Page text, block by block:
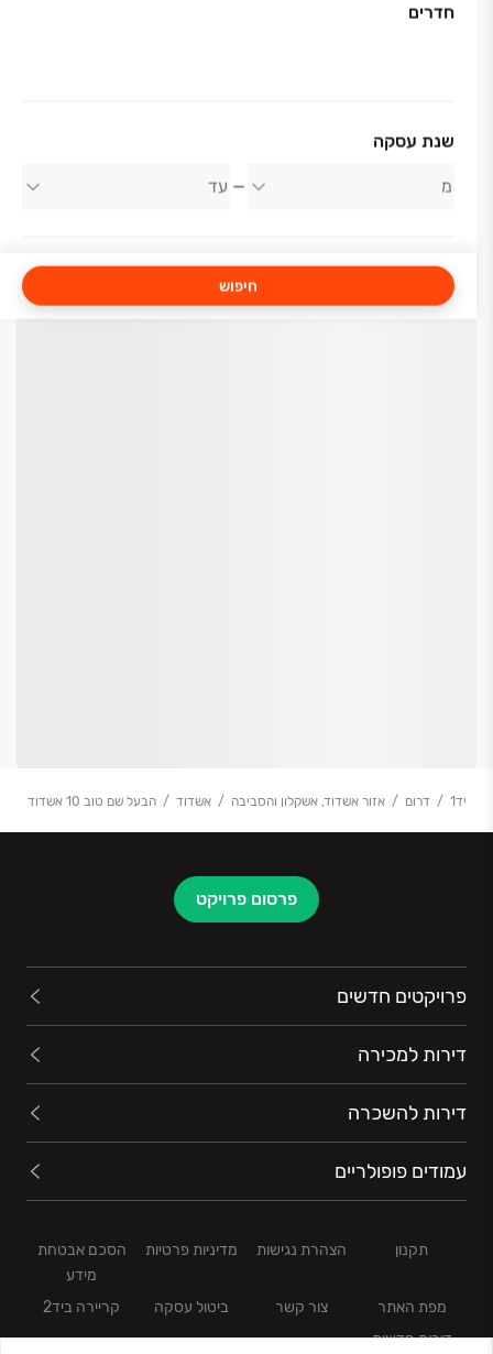
חדרים
שנת עסקה
חיפוש
יד1 דרום אזור אשדוד, אשקלון והסביבה אשדוד הבעל שם טוב 10 אשדוד
פרסום פרויקט
פרויקטים חדשים
דירות למכירה
דירות להשכרה
עמודים פופולריים
תקנון הצהרת נגישות מדיניות פרטיות
הסכם אבטחת
מידע
מפת האתר
צור קשר ביטול עסקה
קריירה ביד2
דירות חדשות